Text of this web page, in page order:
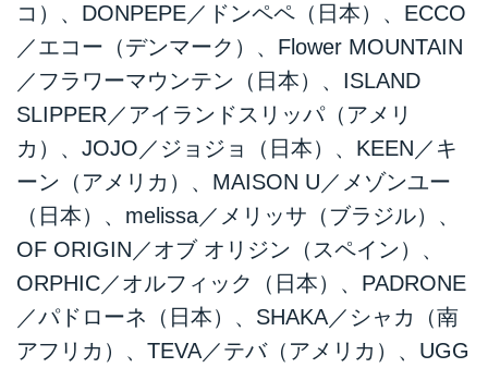
コ）、DONPEPE／ドンペペ（日本）、ECCO
／エコー（デンマーク）、Flower MOUNTAIN
／フラワーマウンテン（日本）、ISLAND
SLIPPER／アイランドスリッパ（アメリ
カ）、JOJO／ジョジョ（日本）、KEEN／キ
ーン（アメリカ）、MAISON U／メゾンユー
（日本）、melissa／メリッサ（ブラジル）、
OF ORIGIN／オブ オリジン（スペイン）、
ORPHIC／オルフィック（日本）、PADRONE
／パドローネ（日本）、SHAKA／シャカ（南
アフリカ）、TEVA／テバ（アメリカ）、UGG